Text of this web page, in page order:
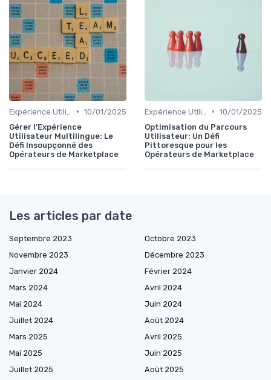
• 10/01/2025
Gérer l'Expérience
Utilisateur Multilingue: Le
Défi Insoupçonné des
Opérateurs de Marketplace
• 10/01/2025
Optimisation du Parcours
Utilisateur: Un Défi
Pittoresque pour les
Opérateurs de Marketplace
Les articles par date
Septembre 2023
Octobre 2023
Novembre 2023
Décembre 2023
Janvier 2024
Février 2024
Mars 2024
Avril 2024
Mai 2024
Juin 2024
Juillet 2024
Août 2024
Mars 2025
Avril 2025
Mai 2025
Juin 2025
Juillet 2025
Août 2025